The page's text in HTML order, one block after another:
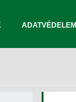
ADATVÉDELEM